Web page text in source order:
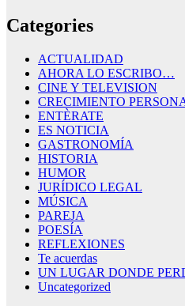
Categories
ACTUALIDAD
AHORA LO ESCRIBO…
CINE Y TELEVISION
CRECIMIENTO
ENTÈRATE
ES NOTICIA
GASTRONOMÍA
HISTORIA
HUMOR
JURÍDICO LEGAL
MÚSICA
PAREJA
POESÍA
REFLEXIONES
Te acuerdas
UN LUGAR DONDE
Uncategorized